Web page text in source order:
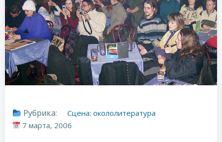
Рубрика:
Сцена: окололитература
7 марта, 2006